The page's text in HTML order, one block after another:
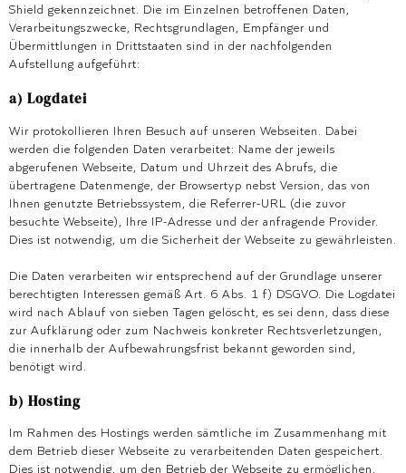
Shield gekennzeichnet. Die im Einzelnen betroffenen Daten,
Verarbeitungszwecke, Rechtsgrundlagen, Empfänger und
Übermittlungen in Drittstaaten sind in der nachfolgenden
Aufstellung aufgeführt:
a) Logdatei
Wir protokollieren Ihren Besuch auf unseren Webseiten. Dabei
werden die folgenden Daten verarbeitet: Name der jeweils
abgerufenen Webseite, Datum und Uhrzeit des Abrufs, die
übertragene Datenmenge, der Browsertyp nebst Version, das von
Ihnen genutzte Betriebssystem, die Referrer-URL (die zuvor
besuchte Webseite), Ihre IP-Adresse und der anfragende Provider.
Dies ist notwendig, um die Sicherheit der Webseite zu gewährleisten.
Die Daten verarbeiten wir entsprechend auf der Grundlage unserer
berechtigten Interessen gemäß Art. 6 Abs. 1 f) DSGVO. Die Logdatei
wird nach Ablauf von sieben Tagen gelöscht, es sei denn, dass diese
zur Aufklärung oder zum Nachweis konkreter Rechtsverletzungen,
die innerhalb der Aufbewahrungsfrist bekannt geworden sind,
benötigt wird.
b) Hosting
Im Rahmen des Hostings werden sämtliche im Zusammenhang mit
dem Betrieb dieser Webseite zu verarbeitenden Daten gespeichert.
Dies ist notwendig, um den Betrieb der Webseite zu ermöglichen.